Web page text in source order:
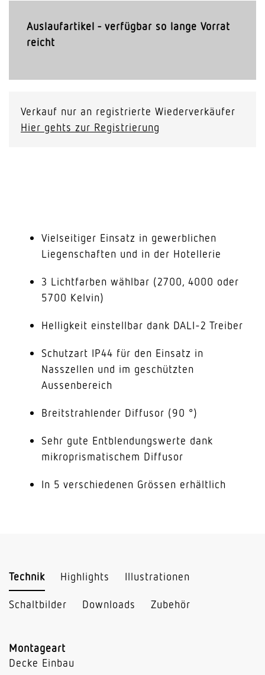
Auslaufartikel - verfügbar so lange Vorrat
reicht
Verkauf nur an registrierte Wiederverkäufer
Hier gehts zur Registrierung
Vielseitiger Einsatz in gewerblichen
Liegenschaften und in der Hotellerie
3 Lichtfarben wählbar (2700, 4000 oder
5700 Kelvin)
Helligkeit einstellbar dank DALI-2 Treiber
Schutzart IP44 für den Einsatz in
Nasszellen und im geschützten
Aussenbereich
Breitstrahlender Diffusor (90 °)
Sehr gute Entblendungswerte dank
mikroprismatischem Diffusor
In 5 verschiedenen Grössen erhältlich
Technik Highlights Illustrationen
Schaltbilder Downloads Zubehör
Montageart
Decke Einbau